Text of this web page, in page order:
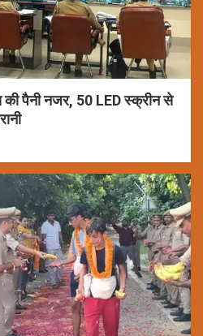
की पैनी नजर, 50 LED स्क्रीन से